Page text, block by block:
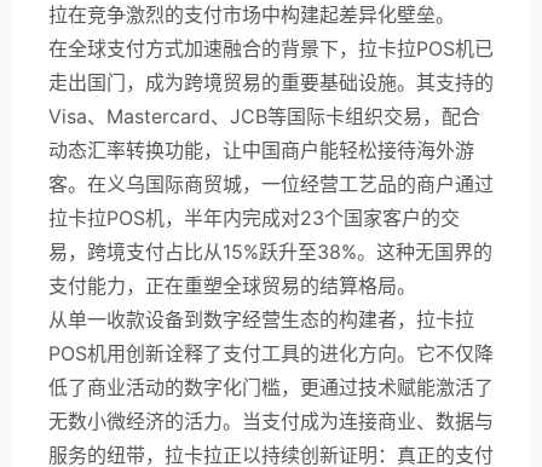
拉在竞争激烈的支付市场中构建起差异化壁垒。
在全球支付方式加速融合的背景下，拉卡拉POS机已
走出国门，成为跨境贸易的重要基础设施。其支持的
Visa、Mastercard、JCB等国际卡组织交易，配合
动态汇率转换功能，让中国商户能轻松接待海外游
客。在义乌国际商贸城，一位经营工艺品的商户通过
拉卡拉POS机，半年内完成对23个国家客户的交
易，跨境支付占比从15%跃升至38%。这种无国界的
支付能力，正在重塑全球贸易的结算格局。
从单一收款设备到数字经营生态的构建者，拉卡拉
POS机用创新诠释了支付工具的进化方向。它不仅降
低了商业活动的数字化门槛，更通过技术赋能激活了
无数小微经济的活力。当支付成为连接商业、数据与
服务的纽带，拉卡拉正以持续创新证明：真正的支付